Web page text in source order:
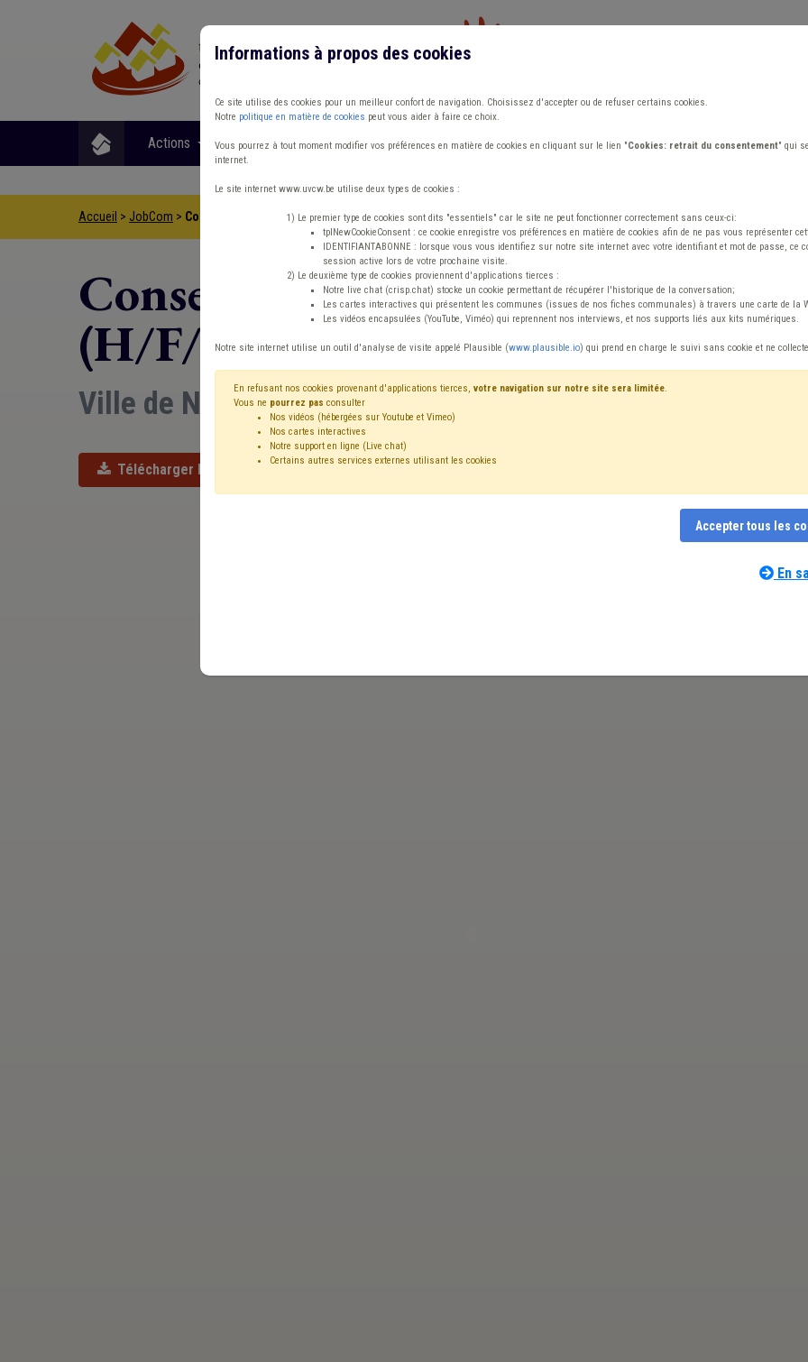
Actions Matières Formations Publications Outils Fiches
Accueil > JobCom > Conseiller en prévention - Coordinateur Planu (H/F/X)
Conseiller en prévention -
(H/F/X)
Ville de Neufchâteau
Télécharger l'offre d'emploi
Informations à propos des cookies
Ce site utilise des cookies pour un meilleur confort de navigation. Choisissez d'accepter ou de refuser certains cookies.
Notre politique en matière de cookies peut vous aider à faire ce choix.
Vous pourrez à tout moment modifier vos préférences en matière de cookies en cliquant sur le lien "Cookies: retrait du consentement" qui
internet.
Le site internet www.uvcw.be utilise deux types de cookies :
1) Le premier type de cookies sont dits "essentiels" car le site ne peut fonctionner correctement sans ceux-ci:
tplNewCookieConsent : ce cookie enregistre vos préférences en matière de cookies afin de ne pas vous représenter
IDENTIFIANTABONNE : lorsque vous vous identifiez sur notre site internet avec votre identifiant et mot de passe, ce
session active lors de votre prochaine visite.
2) Le deuxième type de cookies proviennent d'applications tierces :
Notre live chat (crisp.chat) stocke un cookie permettant de récupérer l'historique de la conversation;
Les cartes interactives qui présentent les communes (issues de nos fiches communales) à travers une carte de la
Les vidéos encapsulées (YouTube, Viméo) qui reprennent nos interviews, et nos supports liés aux kits numériques.
Notre site internet utilise un outil d'analyse de visite appelé Plausible (www.plausible.io) qui prend en charge le suivi sans cookie et ne
En refusant nos cookies provenant d'applications tierces, votre navigation sur notre site sera limitée.
Vous ne pourrez pas consulter
Nos vidéos (hébergées sur Youtube et Vimeo)
Nos cartes interactives
Notre support en ligne (Live chat)
Certains autres services externes utilisant les cookies
Accepter tous les
En